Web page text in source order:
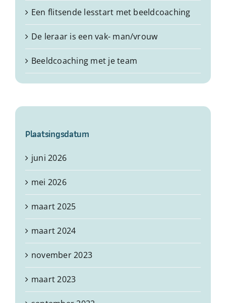
Een flitsende lesstart met beeldcoaching
De leraar is een vak- man/vrouw
Beeldcoaching met je team
Plaatsingsdatum
juni 2026
mei 2026
maart 2025
maart 2024
november 2023
maart 2023